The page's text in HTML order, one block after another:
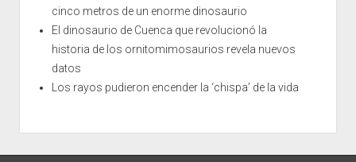
cinco metros de un enorme dinosaurio
El dinosaurio de Cuenca que revolucionó la
historia de los ornitomimosaurios revela nuevos
datos
Los rayos pudieron encender la ‘chispa’ de la vida